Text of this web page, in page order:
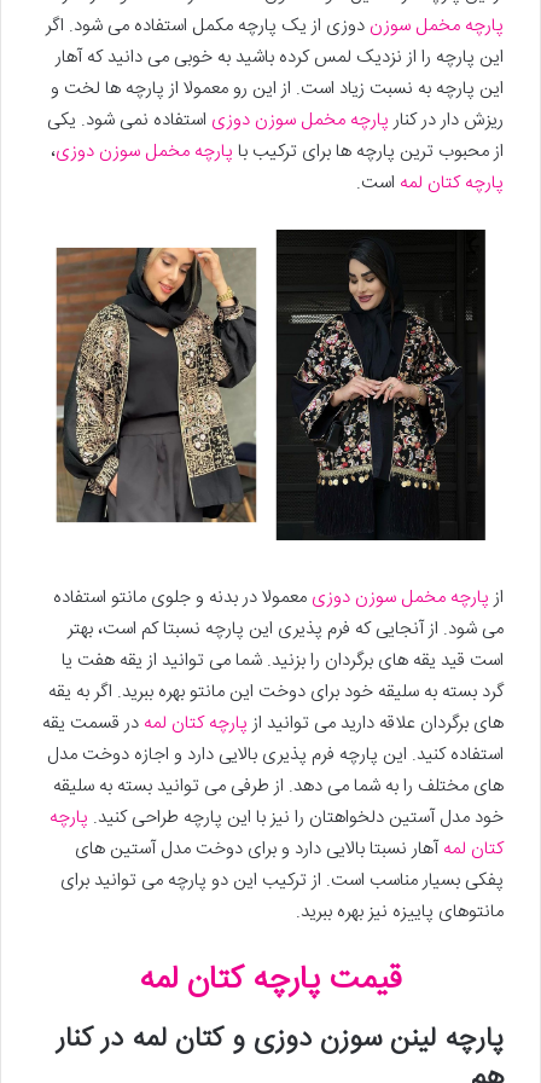
پارچه مخمل سوزن دوزی از یک پارچه مکمل استفاده می شود. اگر
این پارچه را از نزدیک لمس کرده باشید به خوبی می دانید که آهار
این پارچه به نسبت زیاد است. از این رو معمولا از پارچه ها لخت و
ریزش دار در کنار پارچه مخمل سوزن دوزی استفاده نمی شود. یکی
از محبوب ترین پارچه ها برای ترکیب با پارچه مخمل سوزن دوزی،
پارچه کتان لمه است.
ازپارچه مخمل سوزن دوزی معمولا در بدنه و جلوی مانتو استفاده
می شود. از آنجایی که فرم پذیری این پارچه نسبتا کم است، بهتر
است قید یقه های برگردان را بزنید. شما می توانید از یقه هفت یا
گرد بسته به سلیقه خود برای دوخت این مانتو بهره ببرید. اگر به یقه
های برگردان علاقه دارید می توانید ازپارچه کتان لمه در قسمت یقه
استفاده کنید. این پارچه فرم پذیری بالایی دارد و اجازه دوخت مدل
های مختلف را به شما می دهد. از طرفی می توانید بسته به سلیقه
خود مدل آستین دلخواهتان را نیز با این پارچه طراحی کنید. پارچه
کتان لمهآهار نسبتا بالایی دارد و برای دوخت مدل آستین های
پفکی بسیار مناسب است. از ترکیب این دو پارچه می توانید برای
مانتوهای پاییزه نیز بهره ببرید.
قیمت پارچه کتان لمه
پارچه لینن سوزن دوزی و کتان لمه در کنار